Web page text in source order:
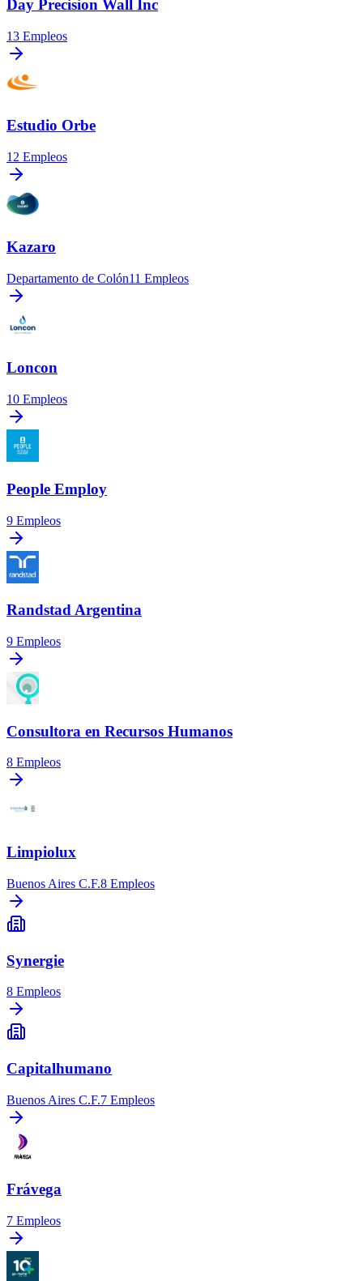
Day Precision Wall Inc
13 Empleos
Estudio Orbe
12 Empleos
Kazaro
Departamento de Colón11 Empleos
Loncon
10 Empleos
People Employ
9 Empleos
Randstad Argentina
9 Empleos
Consultora en Recursos Humanos
8 Empleos
Limpiolux
Buenos Aires C.F.8 Empleos
Synergie
8 Empleos
Capitalhumano
Buenos Aires C.F.7 Empleos
Frávega
7 Empleos